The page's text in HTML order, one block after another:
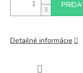
Detailné informácie